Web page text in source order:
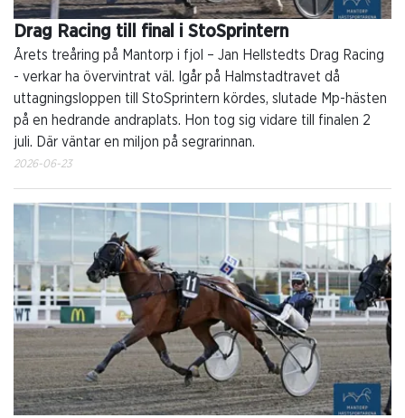
Drag Racing till final i StoSprintern
Årets treåring på Mantorp i fjol – Jan Hellstedts Drag Racing
- verkar ha övervintrat väl. Igår på Halmstadtravet då
uttagningsloppen till StoSprintern kördes, slutade Mp-hästen
på en hedrande andraplats. Hon tog sig vidare till finalen 2
juli. Där väntar en miljon på segrarinnan.
2026-06-23